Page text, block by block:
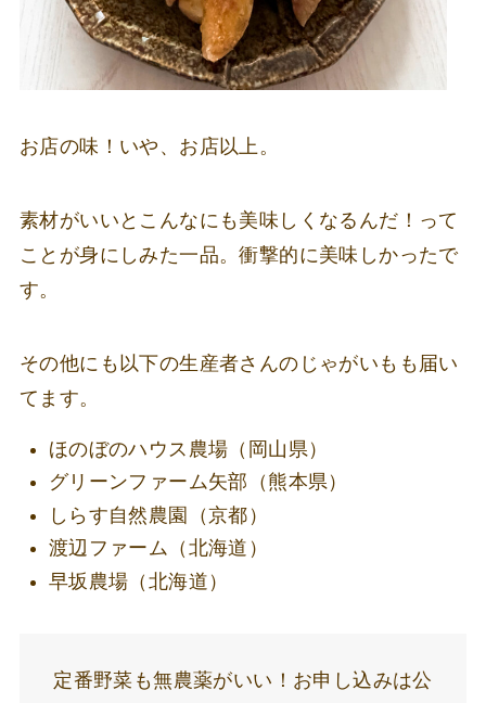
お店の味！いや、お店以上。
素材がいいとこんなにも美味しくなるんだ！って
ことが身にしみた一品。衝撃的に美味しかったで
す。
その他にも以下の生産者さんのじゃがいもも届い
てます。
ほのぼのハウス農場（岡山県）
グリーンファーム矢部（熊本県）
しらす自然農園（京都）
渡辺ファーム（北海道）
早坂農場（北海道）
定番野菜も無農薬がいい！お申し込みは公